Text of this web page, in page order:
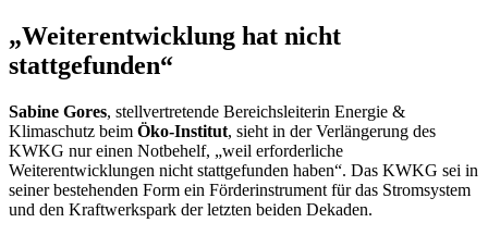
„Weiterentwicklung hat nicht
stattgefunden“
Sabine Gores, stellvertretende Bereichsleiterin Energie &
Klimaschutz beim Öko-Institut, sieht in der Verlängerung des
KWKG nur einen Notbehelf, „weil erforderliche
Weiterentwicklungen nicht stattgefunden haben“. Das KWKG sei in
seiner bestehenden Form ein Förderinstrument für das Stromsystem
und den Kraftwerkspark der letzten beiden Dekaden.